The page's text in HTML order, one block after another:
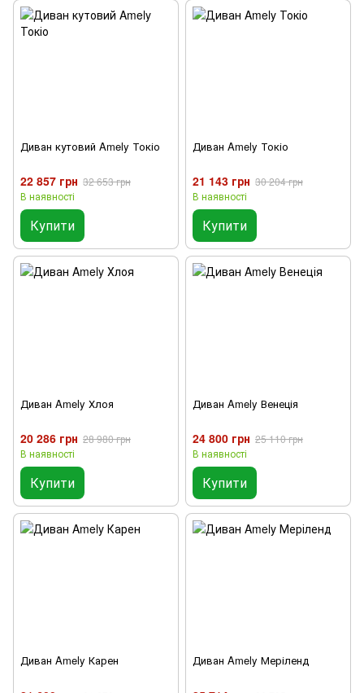
Диван кутовий Amely Токіо
22 857 грн 32 653 грн
В наявності
Купити
Диван Amely Токіо
21 143 грн 30 204 грн
В наявності
Купити
Диван Amely Хлоя
20 286 грн 28 980 грн
В наявності
Купити
Диван Amely Венеція
24 800 грн 25 110 грн
В наявності
Купити
Диван Amely Карен Диван Amely Меріленд